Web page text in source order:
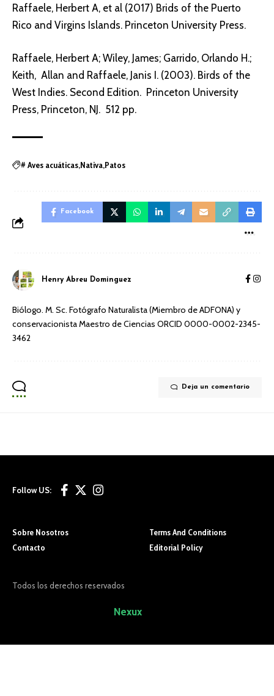
Raffaele, Herbert A, et al (2017) Brids of the Puerto
Rico and Virgins Islands. Princeton University Press.
Raffaele, Herbert A; Wiley, James; Garrido, Orlando H.;
Keith, Allan and Raffaele, Janis I. (2003). Birds of the
West Indies. Second Edition. Princeton University
Press, Princeton, NJ. 512 pp.
# Aves acuáticas Nativa Patos
Facebook
Henry Abreu Dominguez
Biólogo. M. Sc. Fotógrafo Naturalista (Miembro de ADFONA) y
conservacionista Maestro de Ciencias ORCID 0000-0002-2345-
3462
Deja un comentario
Follow US:
Sobre Nosotros
Contacto
Terms And Conditions
Editorial Policy
Todos los derechos reservados
Nexux